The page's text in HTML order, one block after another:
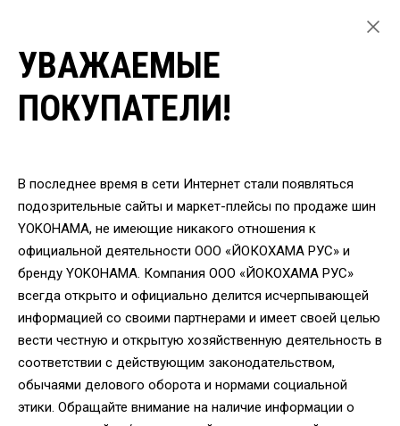
ЛЕТНИЕ ШИНЫ YOKOHAMA ДЛЯ ЛЕГКОВЫХ АВТОМОБИЛЕЙ
ВЕРНУТЬСЯ
Шины Yokohama ADVAN
FLEVA 255/40 R17 94W
УВАЖАЕМЫЕ
ПОКУПАТЕЛИ!
В последнее время в сети Интернет стали появляться
подозрительные сайты и маркет-плейсы по продаже шин
YOKOHAMA, не имеющие никакого отношения к
официальной деятельности ООО «ЙОКОХАМА РУС» и
бренду YOKOHAMA. Компания ООО «ЙОКОХАМА РУС»
всегда открыто и официально делится исчерпывающей
информацией со своими партнерами и имеет своей целью
вести честную и открытую хозяйственную деятельность в
соответствии с действующим законодательством,
обычаями делового оборота и нормами социальной
этики. Обращайте внимание на наличие информации о